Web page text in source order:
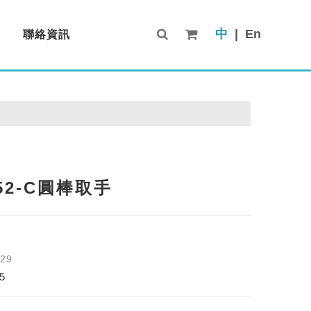
中 En
聯絡資訊
C圓棒取手